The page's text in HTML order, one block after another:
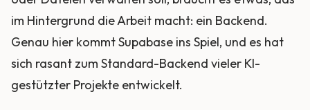
im Hintergrund die Arbeit macht: ein Backend.
Genau hier kommt Supabase ins Spiel, und es hat
sich rasant zum Standard-Backend vieler KI-
gestützter Projekte entwickelt.